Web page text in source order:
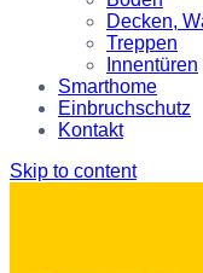
Decken,
Treppen
Innentüren
Smarthome
Einbruchschutz
Kontakt
Skip to content